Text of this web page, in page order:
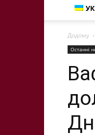
Додому
Останні